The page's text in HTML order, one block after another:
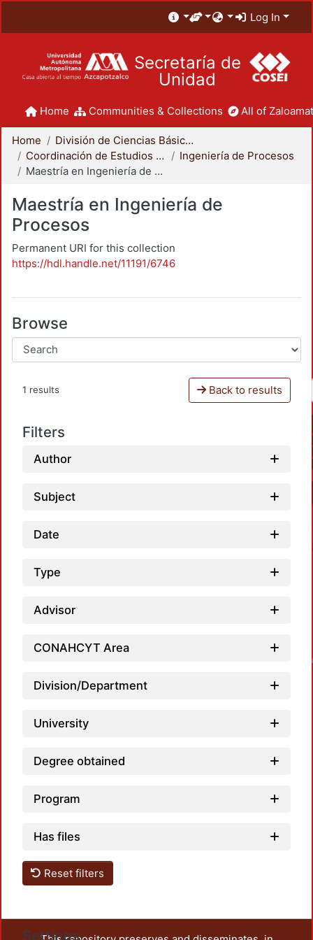
Log In
Secretaría de
Unidad
Home Communities & Collections All of
Home
División de Ciencias Básicas e Ingeniería
Coordinación de Estudios de Posgrado - CBI
Ingeniería de Procesos
Maestría en Ingeniería de Procesos
Maestría en Ingeniería de
Procesos
Permanent URI for this collection
https://hdl.handle.net/11191/6746
Browse
1 results Back to results
Filters
Author
Subject
Date
Type
Advisor
CONAHCYT Area
Division/Department
University
Degree obtained
Program
Has files
Reset filters
Settings